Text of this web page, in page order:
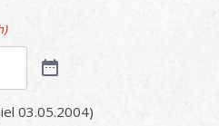
03.05.2004)